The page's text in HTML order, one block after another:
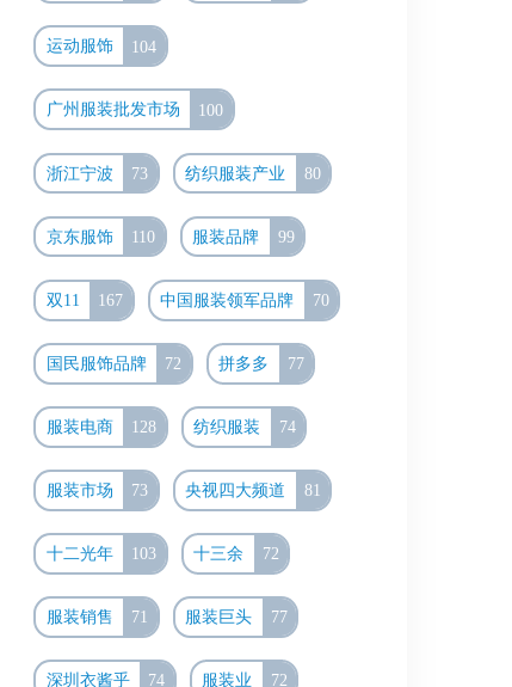
运动服饰 104
广州服装批发市场 100
浙江宁波 73 纺织服装产业 80
京东服饰 110 服装品牌 99
双11 167 中国服装领军品牌 70
国民服饰品牌 72 拼多多 77
服装电商 128 纺织服装 74
服装市场 73 央视四大频道 81
十二光年 103 十三余 72
服装销售 71 服装巨头 77
深圳衣酱乎 74 服装业 72